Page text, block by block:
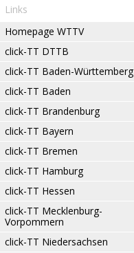
Links
Homepage WTTV
click-TT DTTB
click-TT Baden-Württemberg
click-TT Baden
click-TT Brandenburg
click-TT Bayern
click-TT Bremen
click-TT Hamburg
click-TT Hessen
click-TT Mecklenburg-
Vorpommern
click-TT Niedersachsen